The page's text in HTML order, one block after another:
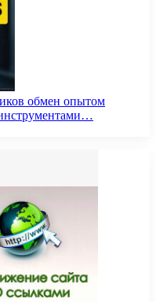
обмен опытом